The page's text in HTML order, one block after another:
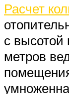
Расчет
с высотой
метров